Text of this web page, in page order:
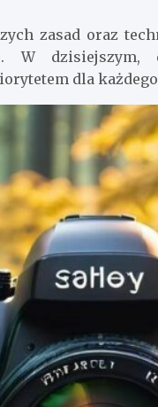
zasad oraz
W dzisiejszym,
dla